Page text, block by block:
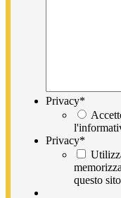
Privacy*
Privacy*
questo